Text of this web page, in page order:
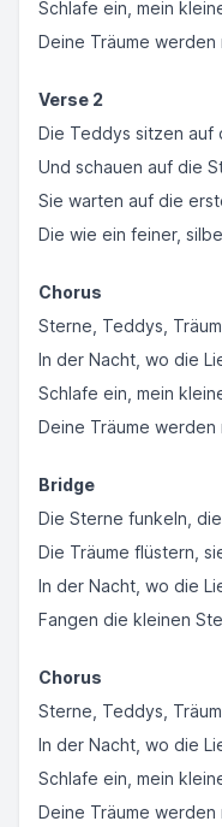
Schlafe ein, mein
Deine Träume werden
Verse 2
Die Teddys sitzen auf
Und schauen auf die
Sie warten auf die
Die wie ein feiner,
Chorus
Sterne, Teddys,
In der Nacht, wo die
Schlafe ein, mein
Deine Träume werden
Bridge
Die Sterne funkeln,
Die Träume flüstern,
In der Nacht, wo die
Fangen die kleinen
Chorus
Sterne, Teddys,
In der Nacht, wo die
Schlafe ein, mein
Deine Träume werden